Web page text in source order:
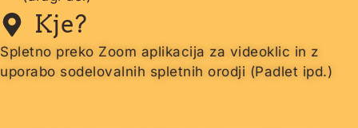
Kje?
Spletno preko Zoom aplikacija za videoklic in z
uporabo sodelovalnih spletnih orodji (Padlet ipd.)